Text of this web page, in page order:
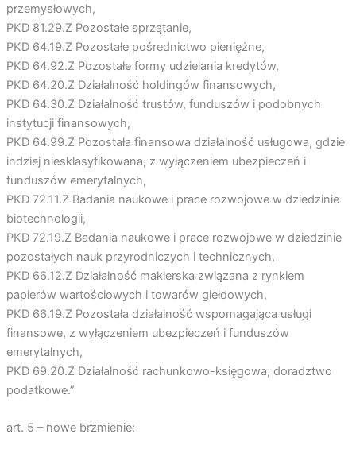
przemysłowych,
PKD 81.29.Z Pozostałe sprzątanie,
PKD 64.19.Z Pozostałe pośrednictwo pieniężne,
PKD 64.92.Z Pozostałe formy udzielania kredytów,
PKD 64.20.Z Działalność holdingów finansowych,
PKD 64.30.Z Działalność trustów, funduszów i podobnych
instytucji finansowych,
PKD 64.99.Z Pozostała finansowa działalność usługowa, gdzie
indziej niesklasyfikowana, z wyłączeniem ubezpieczeń i
funduszów emerytalnych,
PKD 72.11.Z Badania naukowe i prace rozwojowe w dziedzinie
biotechnologii,
PKD 72.19.Z Badania naukowe i prace rozwojowe w dziedzinie
pozostałych nauk przyrodniczych i technicznych,
PKD 66.12.Z Działalność maklerska związana z rynkiem
papierów wartościowych i towarów giełdowych,
PKD 66.19.Z Pozostała działalność wspomagająca usługi
finansowe, z wyłączeniem ubezpieczeń i funduszów
emerytalnych,
PKD 69.20.Z Działalność rachunkowo-księgowa; doradztwo
podatkowe.”
art. 5 – nowe brzmienie: